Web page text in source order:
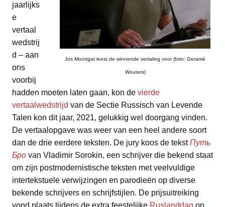
Jos Moortgat leest de winnende vertaling voor (foto: Geramé
Wouters)
jaarlijks
e
vertaal
wedstrij
d – aan
ons
voorbij
hadden moeten laten gaan, kon de vierde
vertaalwedstrijd van de Sectie Russisch van Levende
Talen kon dit jaar, 2021, gelukkig wel doorgang vinden.
De vertaalopgave was weer van een heel andere soort
dan de drie eerdere teksten. De jury koos de tekstПуть
Бро van Vladimir Sorokin, een schrijver die bekend staat
om zijn postmodernistische teksten met veelvuldige
intertekstuele verwijzingen en parodieën op diverse
bekende schrijvers en schrijfstijlen. De prijsuitreiking